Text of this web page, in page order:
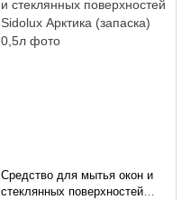
Средство для мытья окон и
стеклянных поверхностей